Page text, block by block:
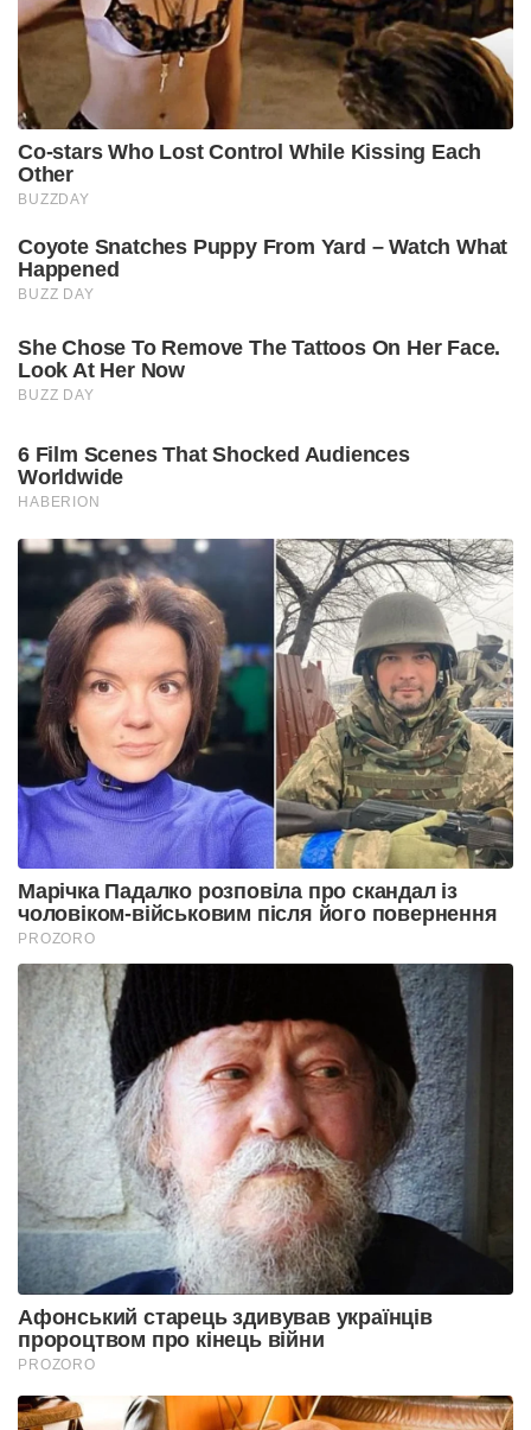
Co-stars Who Lost Control While Kissing Each
Other
BUZZDAY
Coyote Snatches Puppy From Yard – Watch What
Happened
BUZZ DAY
She Chose To Remove The Tattoos On Her Face.
Look At Her Now
BUZZ DAY
6 Film Scenes That Shocked Audiences
Worldwide
HABERION
Марічка Падалко розповіла про скандал із
чоловіком-військовим після його повернення
PROZORO
Афонський старець здивував українців
пророцтвом про кінець війни
PROZORO